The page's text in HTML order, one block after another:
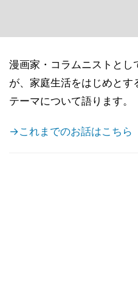
漫画家・コラムニストとし
が、家庭生活をはじめと
テーマについて語ります。
→これまでのお話はこちら